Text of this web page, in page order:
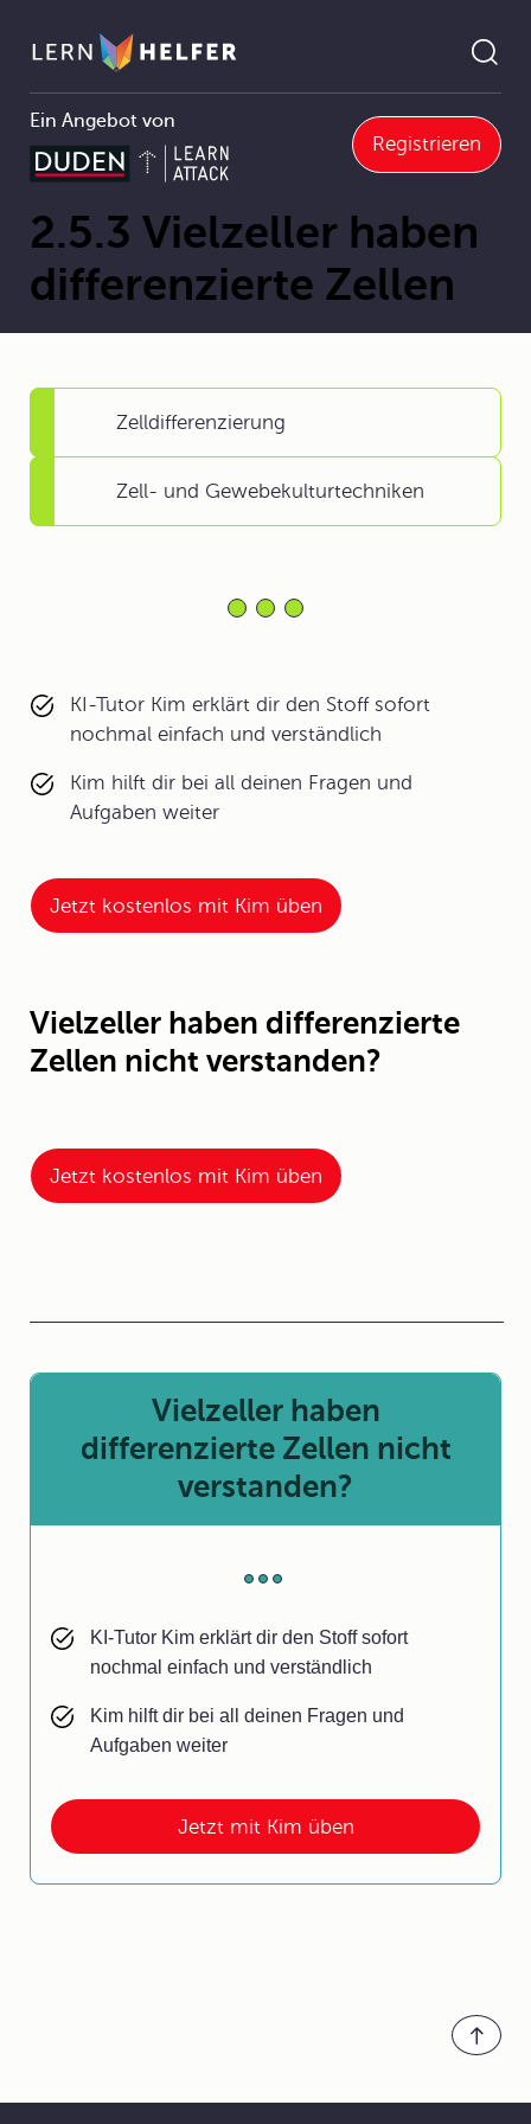
Ein Angebot von
Registrieren
Pfadnavigation
2.5 Von Zellen zu Geweben und Organen 2.5.3 Vielzeller haben differenzierte Zellen
2.5.3 Vielzeller haben
differenzierte Zellen
Zelldifferenzierung
Zell- und Gewebekulturtechniken
KI-Tutor Kim erklärt dir den Stoff sofort
nochmal einfach und verständlich
Kim hilft dir bei all deinen Fragen und
Aufgaben weiter
Jetzt kostenlos mit Kim üben
Vielzeller haben differenzierte
Zellen nicht verstanden?
Jetzt kostenlos mit Kim üben
Jetzt mit Kim üben
Vielzeller haben
differenzierte Zellen nicht
verstanden?
KI-Tutor Kim erklärt dir den Stoff sofort
nochmal einfach und verständlich
Kim hilft dir bei all deinen Fragen und
Aufgaben weiter